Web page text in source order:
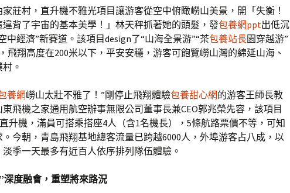
莊村，直升機不雅光項目讓游客從空中俯瞰嶗山美景，開「失衡！
背了宇宙的基本美學！」林天秤抓著她的頭髮，發包養網ppt出低沉
中經濟”新賽道。該項目design了“山海全景游”“茶包養站長園穿越游”
飛翔高度在200米以下，平安安穩，游客可飽覽嶗山灣的綿延山海、
。
養網嶗山太壯不雅了！”剛停止飛翔體驗包養甜心網的游客王師長教
飛機之家通用航空辦事無限公司董事長兼CEO郭兆榮先容，該項目
升機，滿員可搭乘搭座4人（含1名機長），5條航路票價不等，可知
今朝，青島飛翔基地總客流量已跨越6000人，外埠游客占八成，以
季一天最多有近百人依序排列隊伍體驗。
深度融會，重塑將來路況